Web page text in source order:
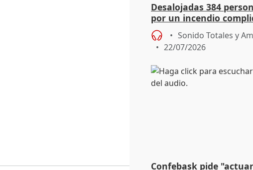
Desalojadas 384
por un incendio
viento
Sonido Totales y
22/07/2026
Confebask pide